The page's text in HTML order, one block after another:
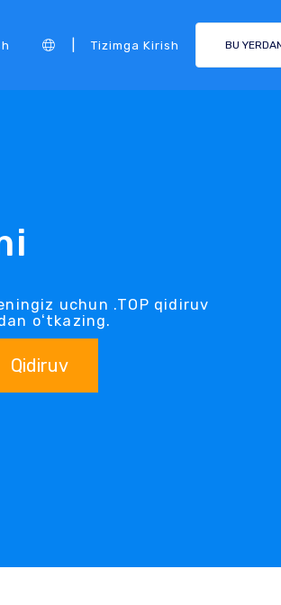
Tizimga Kirish BU
uchun .TOP qidiruv
oʻtkazing.
Qidiruv